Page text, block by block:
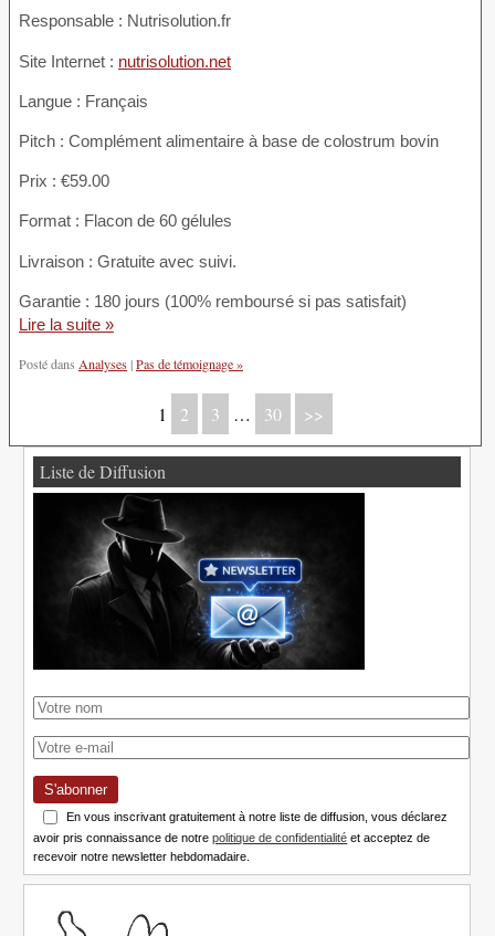
Responsable : Nutrisolution.fr
Site Internet : nutrisolution.net
Langue : Français
Pitch : Complément alimentaire à base de colostrum bovin
Prix : €59.00
Format : Flacon de 60 gélules
Livraison : Gratuite avec suivi.
Garantie : 180 jours (100% remboursé si pas satisfait)
Lire la suite »
Posté dans Analyses|Pas de témoignage »
1 2 3 … 30 >>
Liste de Diffusion
S'abonner
En vous inscrivant gratuitement à notre liste de diffusion, vous déclarez
avoir pris connaissance de notrepolitique de confidentialité et acceptez de
recevoir notre newsletter hebdomadaire.